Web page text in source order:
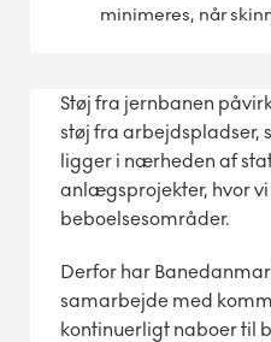
minimeres, når
Støj fra jernbanen
støj fra arbejdspladser,
ligger i nærheden af
anlægsprojekter, hvor
beboelsesområder.
Derfor har
samarbejde med
kontinuerligt naboer til